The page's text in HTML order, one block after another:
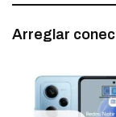
Arreglar